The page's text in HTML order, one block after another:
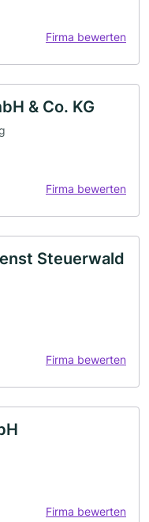
Firma bewerten
& Co. KG
Firma bewerten
Steuerwald
Firma bewerten
Firma bewerten